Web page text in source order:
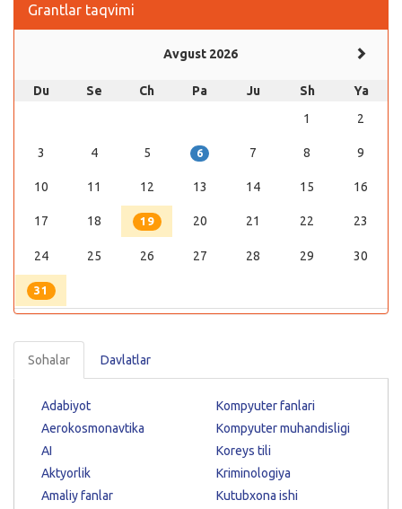
Grantlar taqvimi
Avgust 2026
Du Se Ch Pa Ju Sh
Ya
1
2
3 4 5 6 7 8 9
10 11 12 13 14 15 16
17 18 19 20 21 22 23
24 25 26 27 28 29 30
31
Sohalar Davlatlar
Adabiyot
Aerokosmonavtika
AI
Aktyorlik
Amaliy fanlar
Kompyuter fanlari
Kompyuter muhandisligi
Koreys tili
Kriminologiya
Kutubxona ishi